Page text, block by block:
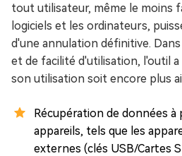
tout utilisateur, même le moins
logiciels et les ordinateurs,
d'une annulation définitive.
et de facilité d'utilisation, l'outil
son utilisation soit encore plus
Récupération de données à
appareils, tels que les
externes (clés USB/Cartes